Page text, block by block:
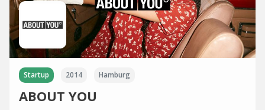
Startup 2014 Hamburg
ABOUT YOU